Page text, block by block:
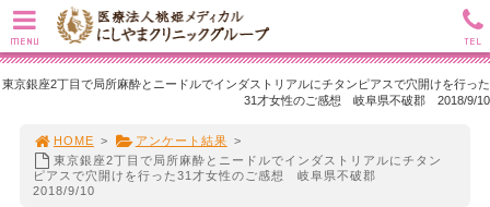
東京銀座2丁目で局所麻酔とニードルでインダストリアルにチタンピアスで穴開けを行った
31才女性のご感想 岐阜県不破郡 2018/9/10
HOME > アンケート結果 >
東京銀座2丁目で局所麻酔とニードルでインダストリアルにチタン
ピアスで穴開けを行った31才女性のご感想 岐阜県不破郡
2018/9/10
MENU TEL